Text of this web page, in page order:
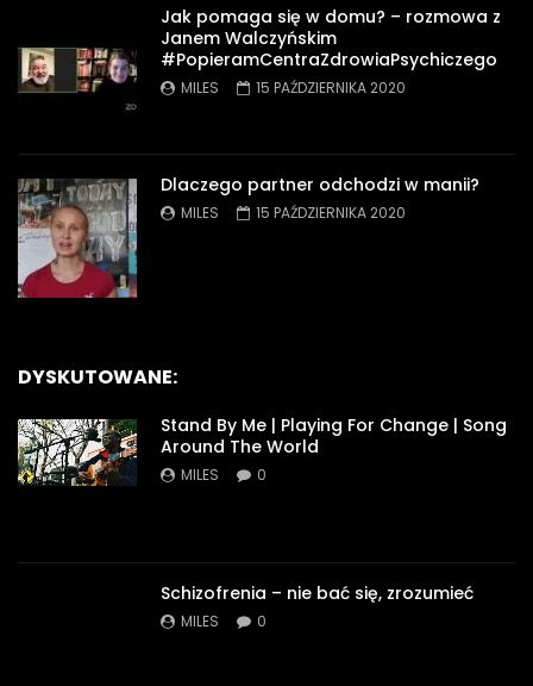
Jak pomaga się w domu? – rozmowa z
Janem Walczyńskim
#PopieramCentraZdrowiaPsychiczego
MILES 15 PAŹDZIERNIKA 2020
Dlaczego partner odchodzi w manii?
MILES 15 PAŹDZIERNIKA 2020
DYSKUTOWANE:
Stand By Me | Playing For Change | Song
Around The World
MILES 0
Schizofrenia – nie bać się, zrozumieć
MILES 0